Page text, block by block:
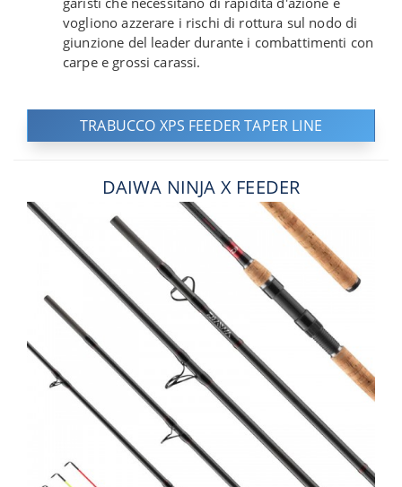
vogliono azzerare i rischi di rottura sul nodo di
giunzione del leader durante i combattimenti con
carpe e grossi carassi.
TRABUCCO XPS FEEDER TAPER LINE
DAIWA NINJA X FEEDER